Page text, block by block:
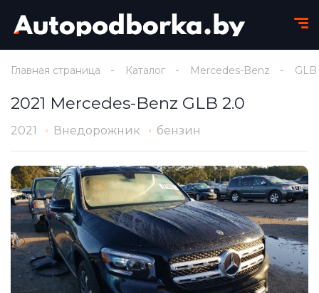
Главная страница Каталог Mercedes-Benz GLB
2021 Mercedes-Benz GLB 2.0
2021 Внедорожник бензин